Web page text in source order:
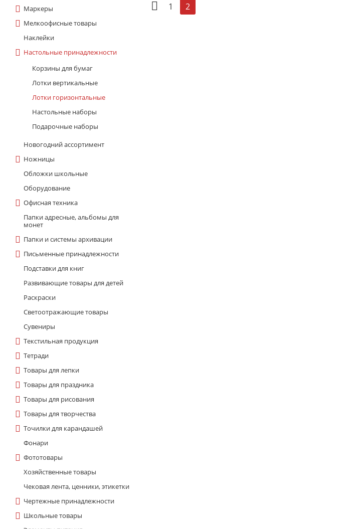
Маркеры
Мелкоофисные товары
Наклейки
Настольные принадлежности
Корзины для бумаг
Лотки вертикальные
Лотки горизонтальные
Настольные наборы
Подарочные наборы
Новогодний ассортимент
Ножницы
Обложки школьные
Оборудование
Офисная техника
Папки адресные, альбомы для
монет
Папки и системы архивации
Письменные принадлежности
Подставки для книг
Развивающие товары для детей
Раскраски
Светоотражающие товары
Сувениры
Текстильная продукция
Тетради
Товары для лепки
Товары для праздника
Товары для рисования
Товары для творчества
Точилки для карандашей
Фонари
Фототовары
Хозяйственные товары
Чековая лента, ценники, этикетки
Чертежные принадлежности
Школьные товары
1 2